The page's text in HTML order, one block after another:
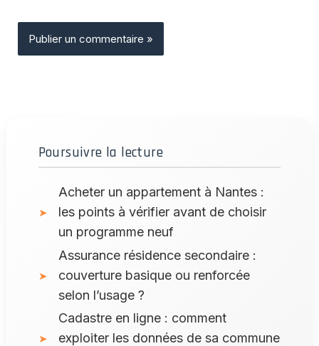
Poursuivre la lecture
Acheter un appartement à Nantes :
les points à vérifier avant de choisir
un programme neuf
Assurance résidence secondaire :
couverture basique ou renforcée
selon l’usage ?
Cadastre en ligne : comment
exploiter les données de sa commune